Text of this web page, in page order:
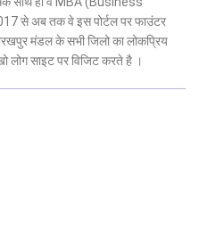
से अब तक वे इस पोर्टल पर फाउंटर
मंडल के सभी जिलो का लोकप्रिय
लोग साइट पर विजिट करते है ।